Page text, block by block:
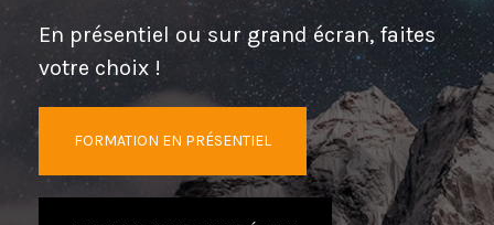
En présentiel ou sur grand écran, faites
votre choix !
FORMATION EN PRÉSENTIEL